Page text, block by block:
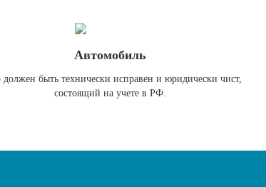
Автомобиль
должен быть технически исправен и юридически чист,
состоящий на учете в РФ.